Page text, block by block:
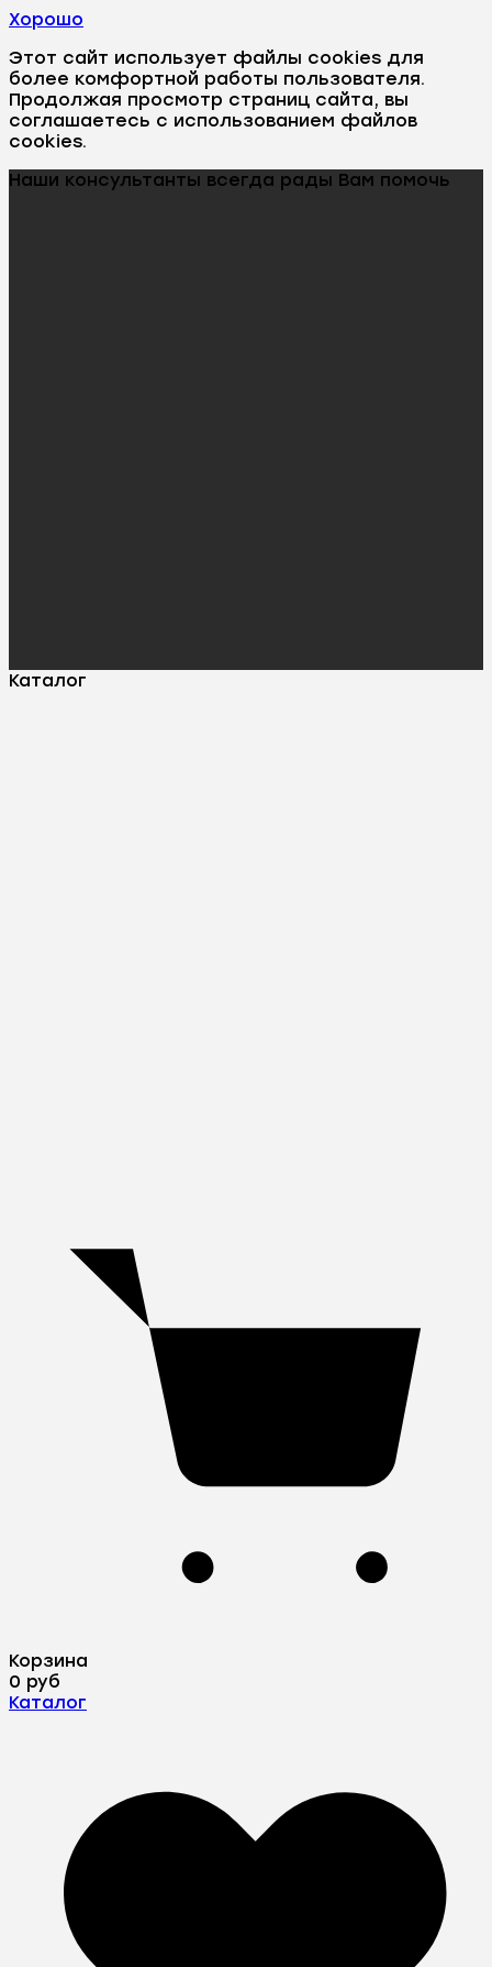
Хорошо
Этот сайт использует файлы cookies для
более комфортной работы пользователя.
Продолжая просмотр страниц сайта, вы
соглашаетесь с использованием файлов
cookies.
Наши консультанты всегда рады Вам помочь
Каталог
Корзина
0 руб
Каталог